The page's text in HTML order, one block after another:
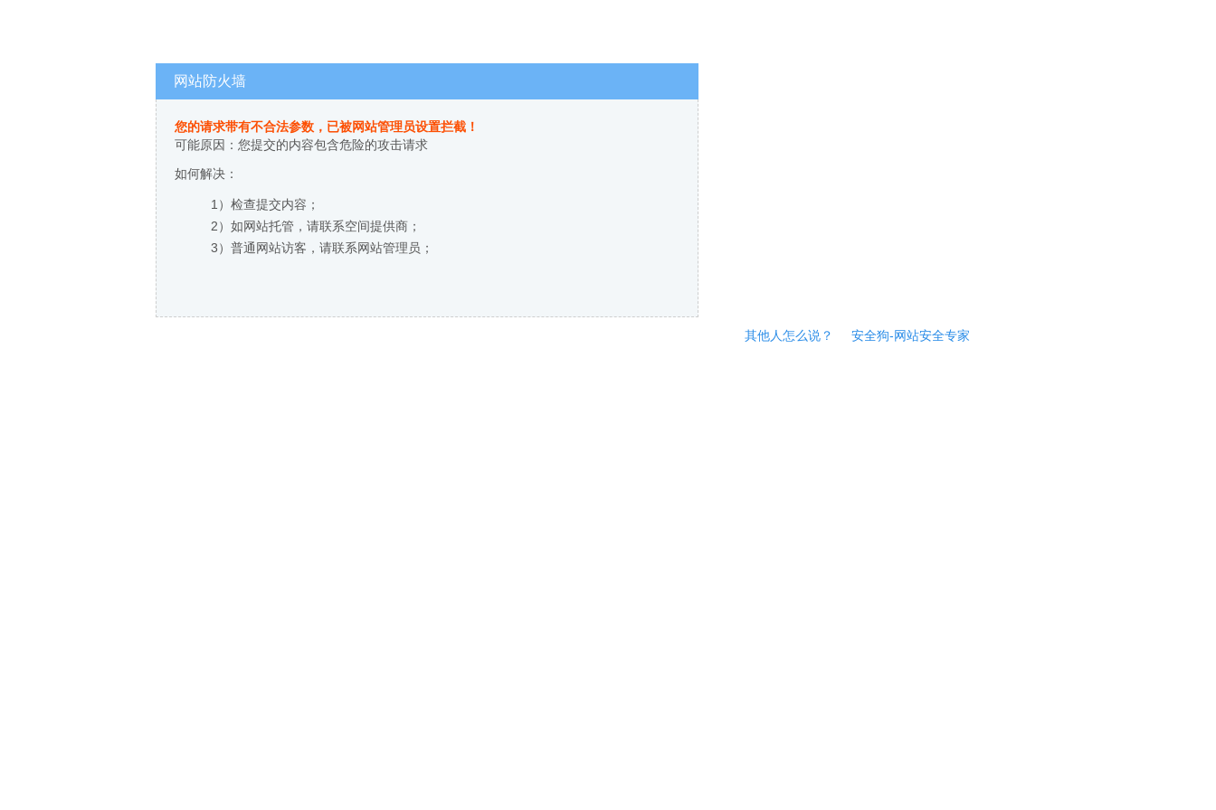
网站防火墙
您的请求带有不合法参数，已被网站管理员设置拦截！
可能原因：您提交的内容包含危险的攻击请求
如何解决：
1）检查提交内容；
2）如网站托管，请联系空间提供商；
3）普通网站访客，请联系网站管理员；
其他人怎么说？ 安全狗-网站安全专家